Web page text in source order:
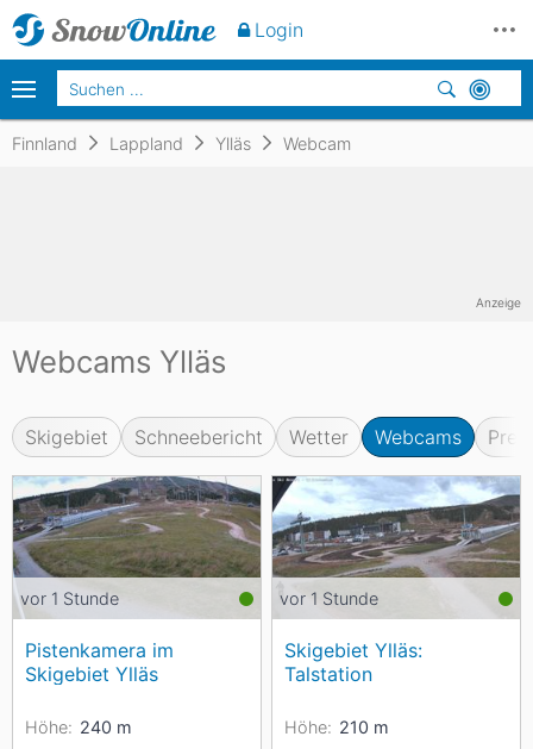
Finnland Lappland Ylläs Webcam
Webcams Ylläs
Skigebiet Schneebericht Wetter Webcams
vor 1 Stunde
Pistenkamera im
Skigebiet Ylläs
Höhe: 240 m
vor 1 Stunde
Skigebiet Ylläs:
Talstation
Höhe: 210 m
Anzeige
Login